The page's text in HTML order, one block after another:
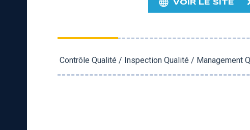
VOIR LE SITE
Contrôle Qualité / Inspection Qualité / Management